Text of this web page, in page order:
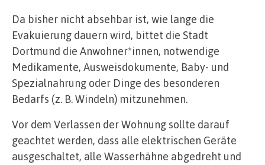
Da bisher nicht absehbar ist, wie lange die
Evakuierung dauern wird, bittet die Stadt
Dortmund die Anwohner*innen, notwendige
Medikamente, Ausweisdokumente, Baby- und
Spezialnahrung oder Dinge des besonderen
Bedarfs (z. B. Windeln) mitzunehmen.
Vor dem Verlassen der Wohnung sollte darauf
geachtet werden, dass alle elektrischen Geräte
ausgeschaltet, alle Wasserhähne abgedreht und